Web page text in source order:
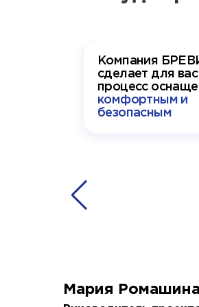
Компания
сделает для вас
процесс
комфортным и
безопасным
Мария Ромашина